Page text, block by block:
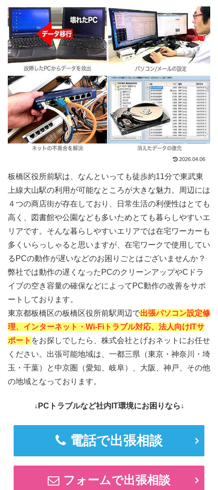
2026.04.06
板橋区役所前駅は、なんといっても徒歩約11分で東武東
上線大山駅の利用が可能なところが大きな魅力。周辺には
４つの商店街が存在しており、日常生活の利便性はとても
高く、図書館や公園なども多いためとても暮らしやすいエ
リアです。そんな暮らしやすいエリアでは在宅ワーカーも
多くいらっしゃると思いますが、在宅ワークで使用してい
るPCの動作が遅いなどのお困りごとはございませんか？
弊社では動作の遅くなったPCのクリーンアップやCドラ
イブの空き容量の確保などによってPC動作の改善をサポ
ートしております。
東京都板橋区の板橋区役所前駅周辺で出張パソコン設定修
理、インターネット・Wi-Fiトラブル対応、法人向けITサ
ポート をお探しでしたら、株式会社とげおネットにお任せ
ください。出張可能地域は、一都三県（東京・神奈川・埼
玉・千葉）と中京圏（愛知、岐阜）、大阪、神戸、その他
の地域となっております。
↓PCトラブルなど社内IT環境にお困りなら↓
電話で出張相談
フォームで出張相談